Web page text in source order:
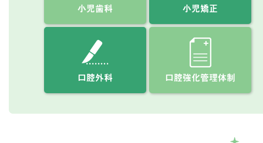
小児歯科 小児矯正
口腔外科 口腔強化管理体制